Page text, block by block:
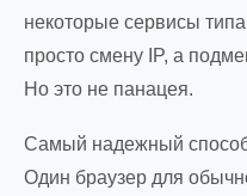
некоторые сервисы
просто смену IP, а
Но это не панацея.
Самый надежный
Один браузер для